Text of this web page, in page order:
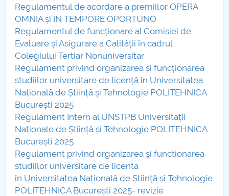
Evenimente CUP
Accesibilitate pentru studenții cu dizabilități
Raportul Conducerii Centrului Universitar Pitești
privind implementarea Planului Operațional 2020-
2024
Parteneri CUP
Centrul de Consiliere și Orientare în Carieră
Chestionar angajabilitate ALUMNI – UPB
CAR2026
Regulamentul de acordare a premiilor OPERA
OMNIA și IN TEMPORE OPORTUNO
Regulamentul de funcționare al Comisiei de
Evaluare și Asigurare a Calității în cadrul
Colegiului Tertiar Nonuniversitar
Regulament privind organizarea și funcționarea
studiilor universitare de licență în Universitatea
Națională de Știință și Tehnologie POLITEHNICA
București 2025
Regulament Intern al UNSTPB Universității
Naționale de Știință și Tehnologie POLITEHNICA
București 2025
Regulament privind organizarea şi funcţionarea
studiilor universitare de licenta
în Universitatea Națională de Știință și Tehnologie
POLITEHNICA București 2025- revizie